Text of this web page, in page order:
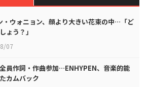
・ウォニョン、顔より大きい花束の中…「ど
ょう？」
07
員作詞・作曲参加…ENHYPEN、音楽的能
カムバック